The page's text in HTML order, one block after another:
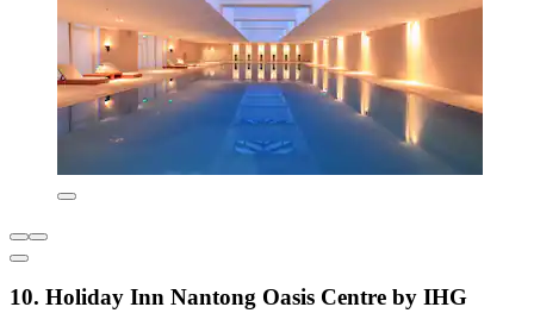
10. Holiday Inn Nantong Oasis Centre by IHG